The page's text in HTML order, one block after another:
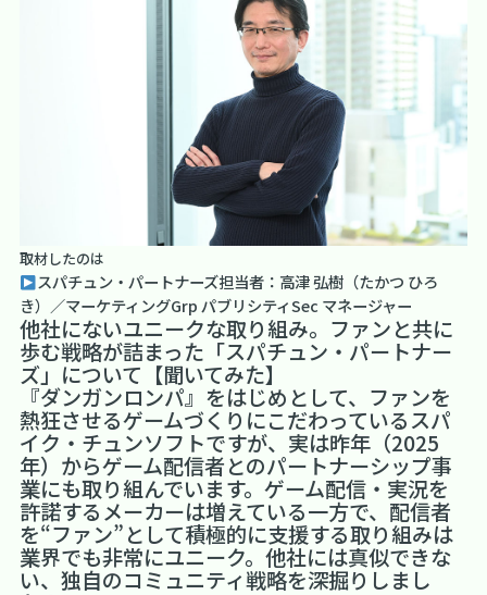
取材したのは
スパチュン・パートナーズ担当者：高津 弘樹（たかつ ひろ
き）／マーケティングGrp パブリシティSec マネージャー
他社にないユニークな取り組み。ファンと共に
歩む戦略が詰まった「スパチュン・パートナー
ズ」について【聞いてみた】
『ダンガンロンパ』をはじめとして、ファンを
熱狂させるゲームづくりにこだわっているスパ
イク・チュンソフトですが、実は昨年（2025
年）からゲーム配信者とのパートナーシップ事
業にも取り組んでいます。ゲーム配信・実況を
許諾するメーカーは増えている一方で、配信者
を“ファン”として積極的に支援する取り組みは
業界でも非常にユニーク。他社には真似できな
い、独自のコミュニティ戦略を深掘りしまし